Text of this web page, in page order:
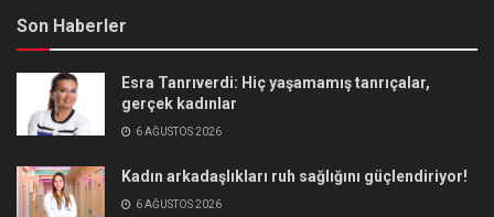
Son Haberler
Esra Tanrıverdi: Hiç yaşamamış tanrıçalar,
gerçek kadınlar
6 AĞUSTOS 2026
Kadın arkadaşlıkları ruh sağlığını güçlendiriyor!
6 AĞUSTOS 2026